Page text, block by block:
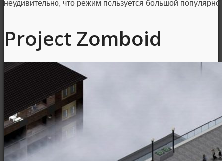
неудивительно, что режим пользуется большой
Project Zomboid